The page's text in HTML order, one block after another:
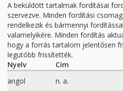
A beküldött tartalmak fordításai
szervezve. Minden fordítási
rendelkezik és bármennyi
valamelyikére. Minden fordítás
hogy a forrás tartalom jelentősen
legutóbb frissítették.
Nyelv
Cím
angol
n. a.